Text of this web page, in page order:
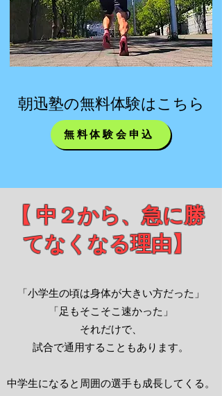
​朝迅塾の無料体験はこちら
無料体験会申込
​【 中２から、急に勝
てなくなる理由】
「小学生の頃は身体が大きい方だった」
「足もそこそこ速かった」
それだけで、
試合で通用することもあります。
中学生になると周囲の選手も成長してくる。